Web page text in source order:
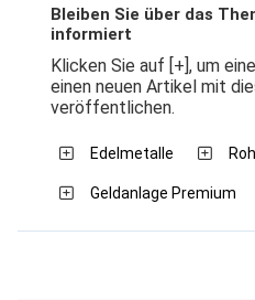
Bleiben Sie über das
informiert
Klicken Sie auf [+], um
einen neuen Artikel mit
veröffentlichen.
Edelmetalle
Geldanlage Premium